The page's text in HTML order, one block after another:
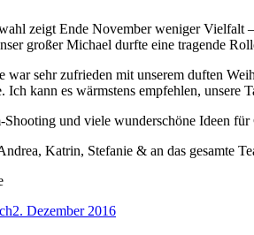
zeigt Ende November weniger Vielfalt
großer Michael durfte eine tragende
war sehr zufrieden mit unserem duften
Ich kann es wärmstens empfehlen,
Shooting und viele wunderschöne Ideen
Katrin, Stefanie & an das gesamte
2. Dezember 2016